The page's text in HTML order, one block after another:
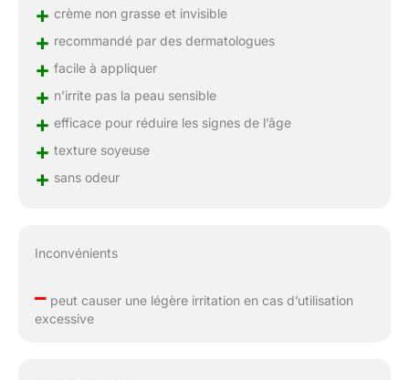
+ crème non grasse et invisible
+ recommandé par des dermatologues
+ facile à appliquer
+ n’irrite pas la peau sensible
+ efficace pour réduire les signes de l’âge
+ texture soyeuse
+ sans odeur
Inconvénients
–peut causer une légère irritation en cas d’utilisation
excessive